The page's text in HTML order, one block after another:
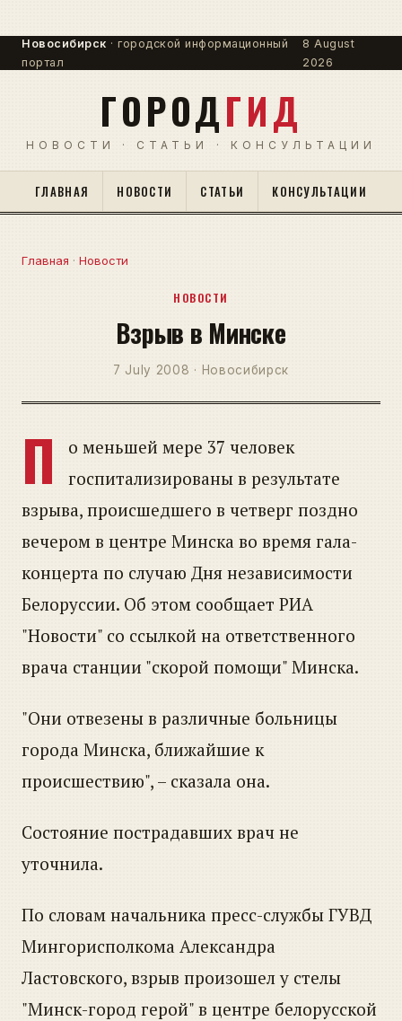
Новосибирск · городской информационный
портал
8 August
2026
ГОРОДГИД
НОВОСТИ · СТАТЬИ · КОНСУЛЬТАЦИИ
ГЛАВНАЯ НОВОСТИ СТАТЬИ КОНСУЛЬТАЦИИ
Главная · Новости
НОВОСТИ
Взрыв в Минске
7 July 2008 · Новосибирск
П
о меньшей мере 37 человек
госпитализированы в результате
взрыва, происшедшего в четверг поздно
вечером в центре Минска во время гала-
концерта по случаю Дня независимости
Белоруссии. Об этом сообщает РИА
"Новости" со ссылкой на ответственного
врача станции "скорой помощи" Минска.
"Они отвезены в различные больницы
города Минска, ближайшие к
происшествию", – сказала она.
Состояние пострадавших врач не
уточнила.
По словам начальника пресс-службы ГУВД
Мингорисполкома Александра
Ластовского, взрыв произошел у стелы
"Минск-город герой" в центре белорусской